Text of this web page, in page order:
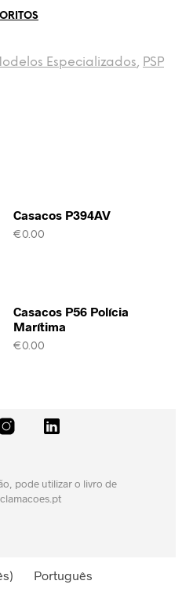
Especializados, PSP
Casacos P394AV
€0.00
Casacos P56 Polícia
Marítima
€0.00
pode utilizar o livro de
) Português